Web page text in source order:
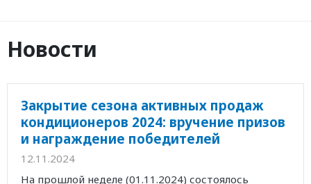
Новости
Закрытие сезона активных продаж
кондиционеров 2024: вручение призов
и награждение победителей
12.11.2024
На прошлой неделе (01.11.2024) состоялось